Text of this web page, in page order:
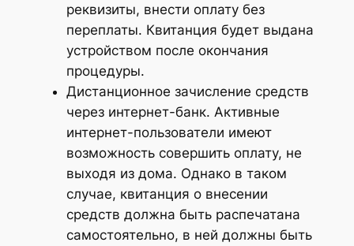
реквизиты, внести оплату без
переплаты. Квитанция будет выдана
устройством после окончания
процедуры.
Дистанционное зачисление средств
через интернет-банк. Активные
интернет-пользователи имеют
возможность совершить оплату, не
выходя из дома. Однако в таком
случае, квитанция о внесении
средств должна быть распечатана
самостоятельно, в ней должны быть